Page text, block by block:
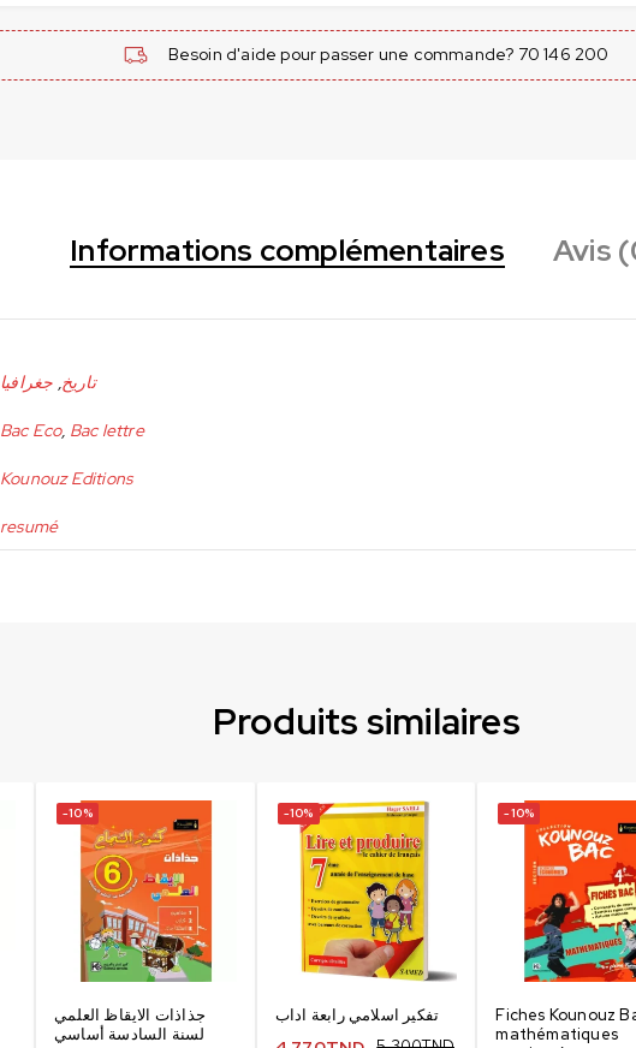
Besoin d'aide pour passer une commande? 70 146 200
Informations complémentaires Avis
تاريخ, جغرافيا
Bac Eco, Bac lettre
Kounouz Editions
resumé
Produits similaires
-10%
جذاذات الايقاظ العلمي
لسنة السادسة أساسي
-10%
تفكير اسلامي رابعة اداب
-10%
Fiches Kounouz
mathématiques